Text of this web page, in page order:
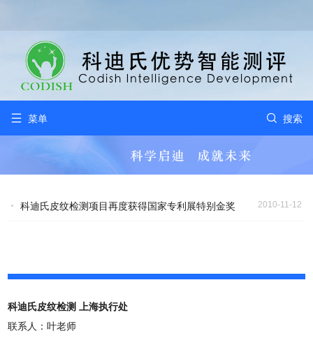
 菜单  搜索
科迪氏皮纹检测项目再度获得国家专利展特别金奖 2010-11-12
科迪氏皮纹检测 上海执行处
联系人：叶老师